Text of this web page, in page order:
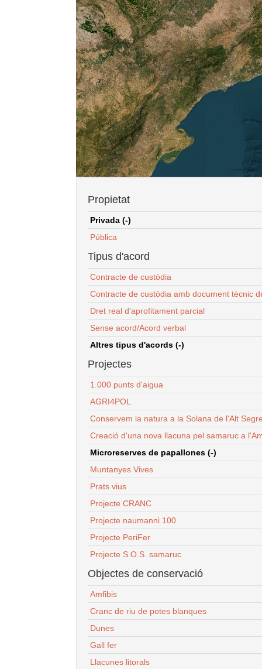
Propietat
Privada (-)
Pública
Tipus d'acord
Contracte de custòdia
Contracte de custòdia amb document tècnic
Dret real d'aprofitament parcial
Sense acord/Acord verbal
Altres tipus d'acords (-)
Projectes
1.000 punts d'aigua
AGRI4POL
Conservem la natura a la Solana de l'Alt
Creació d'una nova llacuna pel samaruc a
Microreserves de papallones (-)
Muntanyes Vives
Prats vius
Projecte CRANC
Projecte naumanni 100
Projecte PeriFer
Projecte S.O.S. samaruc
Objectes de conservació
Amfibis
Cranc de riu de potes blanques
Dunes
Gall fer
Llacunes litorals